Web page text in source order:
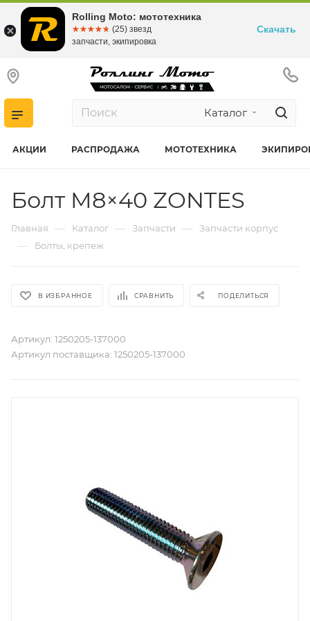
Каталог
АКЦИИ РАСПРОДАЖА МОТОТЕХНИКА
Болт M8×40 ZONTES
Главная — Каталог — Запчасти — Запчасти корпус
— Болты, крепеж
В ИЗБРАННОЕ СРАВНИТЬ ПОДЕЛИТЬСЯ
Артикул: 1250205-137000
Артикул поставщика: 1250205-137000
Rolling Moto: мототехника
☆☆☆☆☆
★★★★★ (25) звезд
запчасти, экипировка
Скачать